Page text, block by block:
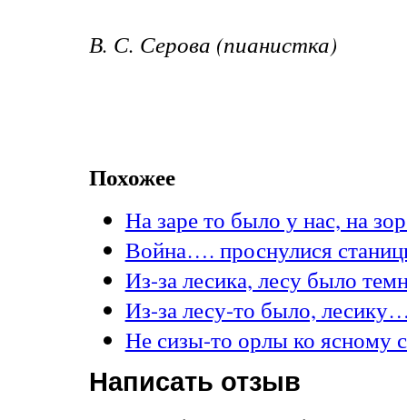
В. С. Серова (пианистка)
Похожее
На заре то было у нас, на
Война…. проснулися
Из-за лесика, лесу было
Из-за лесу-то было,
Не сизы-то орлы ко ясному
Написать отзыв